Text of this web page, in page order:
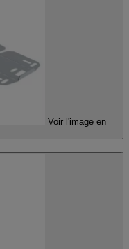
Voir l'image en